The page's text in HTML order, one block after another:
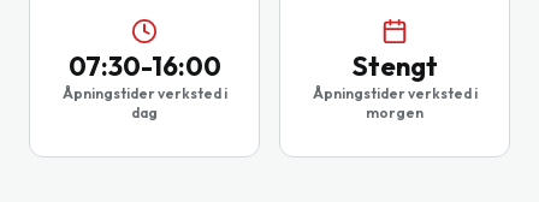
07:30-16:00
Åpningstider verksted i
dag
Stengt
Åpningstider verksted i
morgen